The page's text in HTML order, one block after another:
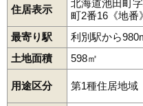
住居表示
北海道池田町
町2番16《地番》
最寄り駅
利別駅から
土地面積
598㎡
用途区分 第1種住居地域
旭町大通 清見高島利別西町
東2条
利別駅 池田駅